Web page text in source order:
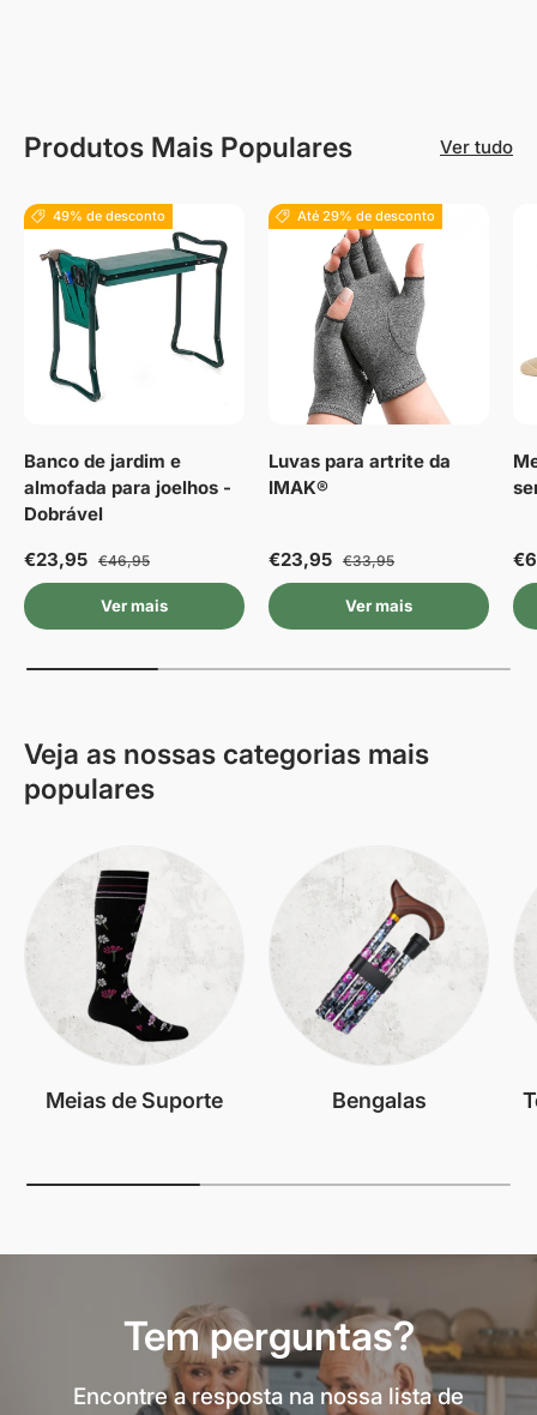
Produtos Mais Populares Ver tudo
49% de desconto
Banco de jardim e
almofada para joelhos -
Dobrável
€23,95 €46,95
Ver mais
Até 29% de desconto
Luvas para artrite da
IMAK®
€23,95 €33,95
Ver mais
Veja as nossas categorias mais
populares
Meias de Suporte Bengalas
Tem perguntas?
Encontre a resposta na nossa lista de